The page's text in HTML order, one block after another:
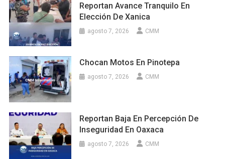
Reportan Avance Tranquilo En
Elección De Xanica
agosto 7, 2026 CMM
Chocan Motos En Pinotepa
agosto 7, 2026 CMM
Reportan Baja En Percepción De
Inseguridad En Oaxaca
agosto 7, 2026 CMM